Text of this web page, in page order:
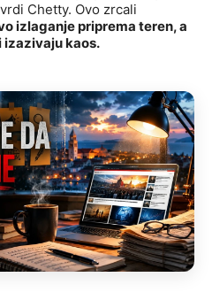
Chetty. Ovo zrcali
izlaganje priprema teren, a
izazivaju kaos.